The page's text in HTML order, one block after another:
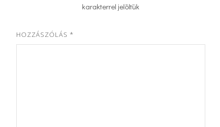
karakterrel jelöltük
HOZZÁSZÓLÁS *